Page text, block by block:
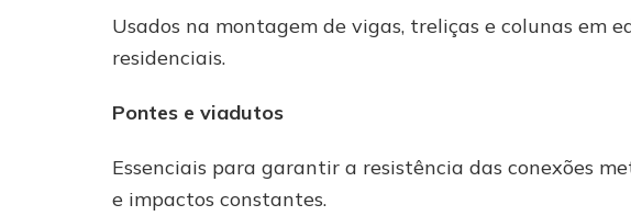
Usados na montagem de vigas, treliças e colunas em
residenciais.
Pontes e viadutos
Essenciais para garantir a resistência das conexões
e impactos constantes.